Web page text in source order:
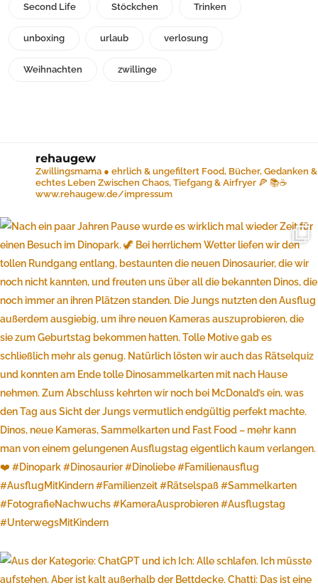
Second Life Stöckchen Trinken
unboxing urlaub verlosung
Weihnachten zwillinge
rehaugew
Zwillingsmama ● ehrlich & ungefiltert Food, Bücher, Gedanken &
echtes Leben Zwischen Chaos, Tiefgang & Airfryer 🍕 📚☕️
www.rehaugew.de/impressum